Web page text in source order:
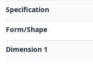
Specification
Form/Shape
Dimension 1